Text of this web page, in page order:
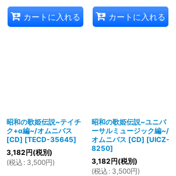
カートに入れる カートに入れる
昭和の歌姫伝説~テイチ
ク+α編~/オムニバス
[CD] [TECD-35645]
3,182円(税別)
(税込 : 3,500円)
昭和の歌姫伝説~ユニバ
ーサルミュージック編~/
オムニバス [CD] [UICZ-
8250]
3,182円(税別)
(税込 : 3,500円)